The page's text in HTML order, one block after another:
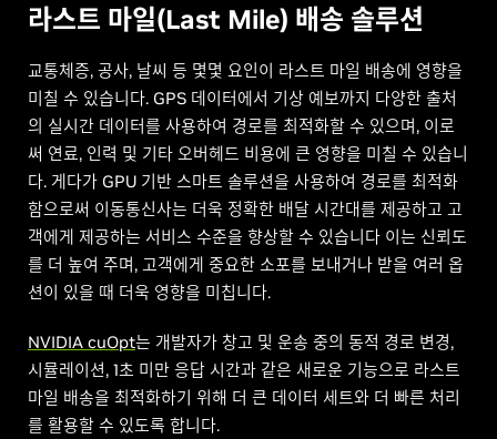
라스트 마일(Last Mile) 배송 솔루션
교통체증, 공사, 날씨 등 몇몇 요인이 라스트 마일 배송에 영향을
미칠 수 있습니다. GPS 데이터에서 기상 예보까지 다양한 출처
의 실시간 데이터를 사용하여 경로를 최적화할 수 있으며, 이로
써 연료, 인력 및 기타 오버헤드 비용에 큰 영향을 미칠 수 있습니
다. 게다가 GPU 기반 스마트 솔루션을 사용하여 경로를 최적화
함으로써 이동통신사는 더욱 정확한 배달 시간대를 제공하고 고
객에게 제공하는 서비스 수준을 향상할 수 있습니다 이는 신뢰도
를 더 높여 주며, 고객에게 중요한 소포를 보내거나 받을 여러 옵
션이 있을 때 더욱 영향을 미칩니다.
NVIDIA cuOpt는 개발자가 창고 및 운송 중의 동적 경로 변경,
시뮬레이션, 1초 미만 응답 시간과 같은 새로운 기능으로 라스트
마일 배송을 최적화하기 위해 더 큰 데이터 세트와 더 빠른 처리
를 활용할 수 있도록 합니다.